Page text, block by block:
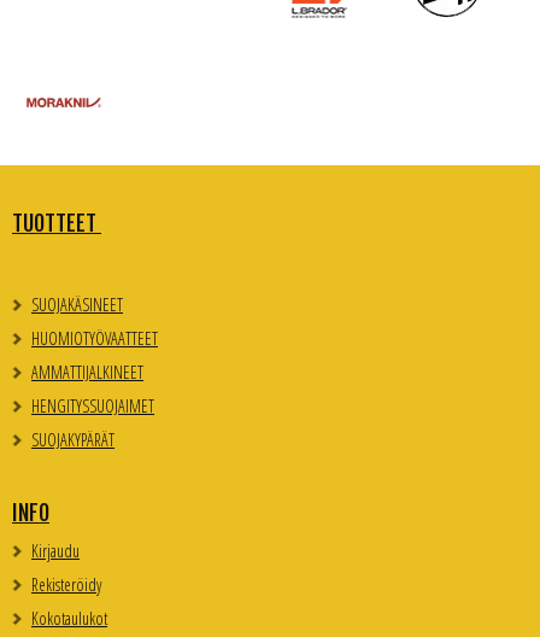
TUOTTEET
SUOJAKÄSINEET
HUOMIOTYÖVAATTEET
AMMATTIJALKINEET
HENGITYSSUOJAIMET
SUOJAKYPÄRÄT
INFO
Kirjaudu
Rekisteröidy
Kokotaulukot